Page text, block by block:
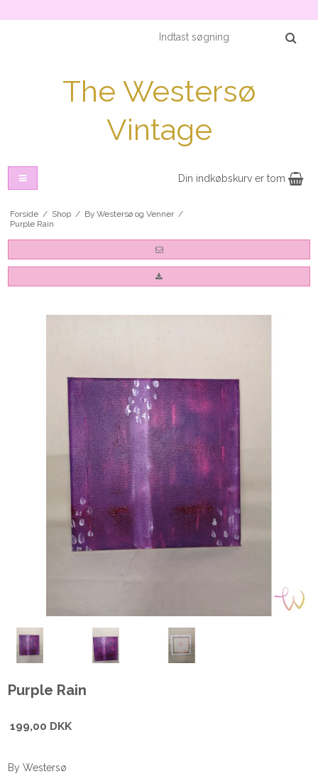
The Westersø
Vintage
Din indkøbskurv er tom
Forside / Shop / By Westersø og Venner /
Purple Rain
Purple Rain
199,00 DKK
By Westersø